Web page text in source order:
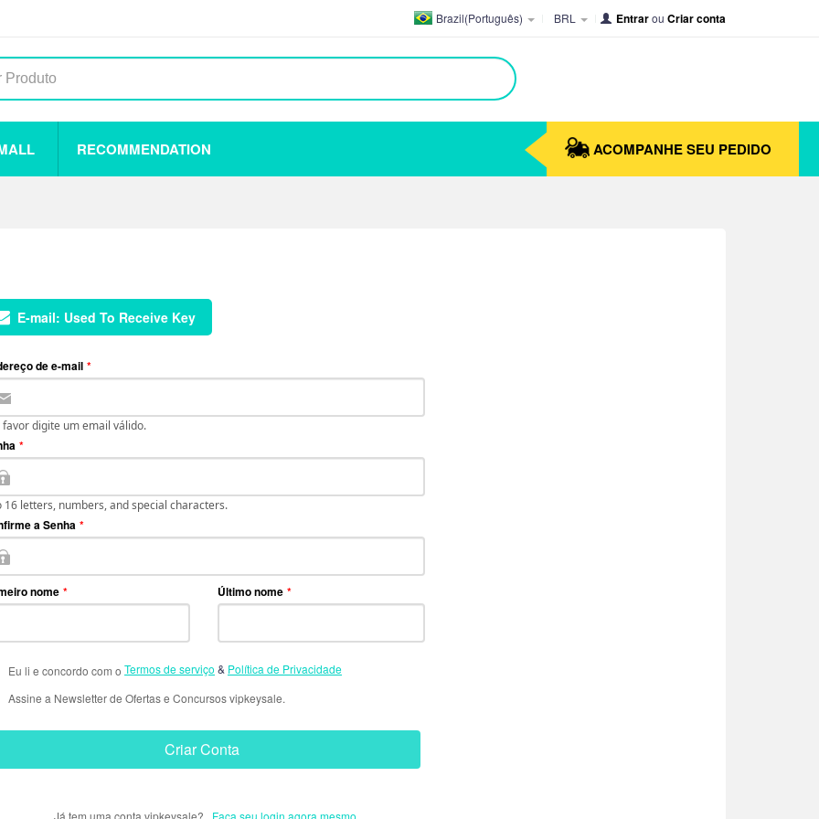
Brazil(Português) BRL Entrarou Criar conta
RECOMMENDATION ACOMPANHE SEU PEDIDO
E-mail: Used To Receive Key
de e-mail *
favor digite um email válido.
*
16 letters, numbers, and special characters.
a Senha *
nome * Último nome *
Eu li e concordo com o Termos de serviço & Política de Privacidade
Assine a Newsletter de Ofertas e Concursos vipkeysale.
Criar Conta
Já tem uma conta vipkeysale? Faça seu login agora mesmo